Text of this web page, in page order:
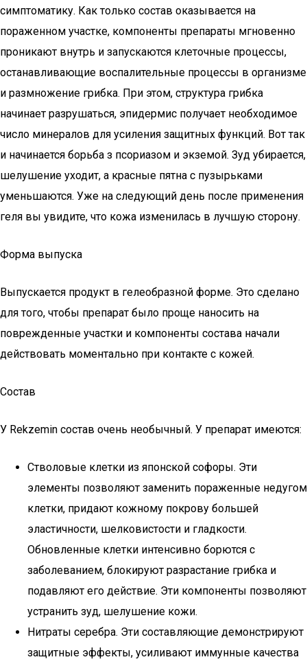
симптоматику. Как только состав оказывается на
пораженном участке, компоненты препараты мгновенно
проникают внутрь и запускаются клеточные процессы,
останавливающие воспалительные процессы в организме
и размножение грибка. При этом, структура грибка
начинает разрушаться, эпидермис получает необходимое
число минералов для усиления защитных функций. Вот так
и начинается борьба з псориазом и экземой. Зуд убирается,
шелушение уходит, а красные пятна с пузырьками
уменьшаются. Уже на следующий день после применения
геля вы увидите, что кожа изменилась в лучшую сторону.
Форма выпуска
Выпускается продукт в гелеобразной форме. Это сделано
для того, чтобы препарат было проще наносить на
поврежденные участки и компоненты состава начали
действовать моментально при контакте с кожей.
Состав
У Rekzemin состав очень необычный. У препарат имеются:
Стволовые клетки из японской софоры. Эти
элементы позволяют заменить пораженные недугом
клетки, придают кожному покрову большей
эластичности, шелковистости и гладкости.
Обновленные клетки интенсивно борются с
заболеванием, блокируют разрастание грибка и
подавляют его действие. Эти компоненты позволяют
устранить зуд, шелушение кожи.
Нитраты серебра. Эти составляющие демонстрируют
защитные эффекты, усиливают иммунные качества